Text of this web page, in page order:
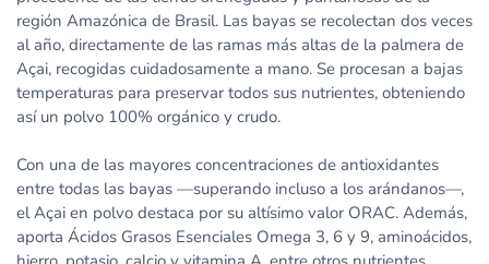
región Amazónica de Brasil. Las bayas se recolectan dos veces
al año, directamente de las ramas más altas de la palmera de
Açai, recogidas cuidadosamente a mano. Se procesan a bajas
temperaturas para preservar todos sus nutrientes, obteniendo
así un polvo 100% orgánico y crudo.
Con una de las mayores concentraciones de antioxidantes
entre todas las bayas —superando incluso a los arándanos—,
el Açai en polvo destaca por su altísimo valor ORAC. Además,
aporta Ácidos Grasos Esenciales Omega 3, 6 y 9, aminoácidos,